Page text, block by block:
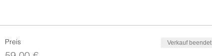
Preis Verkauf beendet